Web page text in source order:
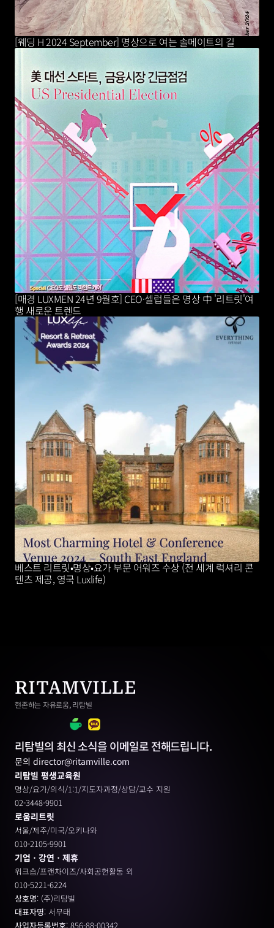
[웨딩 H 2024 September] 명상으로 여는 솔메이트의 길
[매경 LUXMEN 24년 9월호] CEO·셀럽들은 명상 中 '리트릿'여
행 새로운 트렌드
베스트 리트릿•명상•요가 부문 어워즈 수상 (전 세계 럭셔리 콘
텐츠 제공, 영국 Luxlife)
RITAMVILLE
현존하는 자유로움, 리탐빌
리탐빌의 최신 소식을 이메일로 전해드립니다.
문의 director@ritamville.com
리탐빌 평생교육원
명상/요가/의식/1:1/지도자과정/상담/교수 지원
02-3448-9901
로움리트릿
서울/제주/미국/오키나와
010-2105-9901
기업ㆍ강연ㆍ제휴
워크숍/프랜차이즈/사회공헌활동 외
010-5221-6224
상호명: (주)리탐빌
대표자명: 서무태
사업자등록번호: 856-88-00342